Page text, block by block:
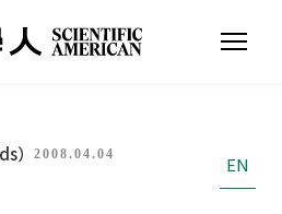
）2008.04.04
EN